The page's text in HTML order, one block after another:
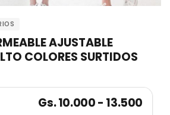
AJUSTABLE
COLORES SURTIDOS
Gs. 10.000 - 13.500